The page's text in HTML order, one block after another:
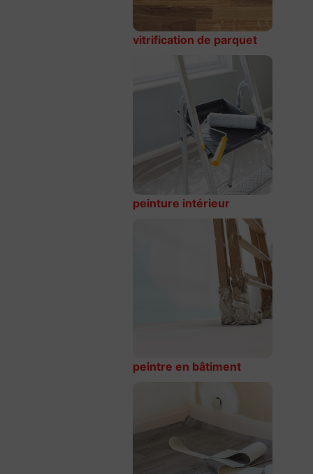
vitrification de parquet
peinture intérieur
peintre en bâtiment